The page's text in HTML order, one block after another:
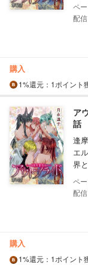
配
購入
1%還元 ：1ポイント
ア
話
逢
エ
界
配
購入
1%還元 ：1ポイント